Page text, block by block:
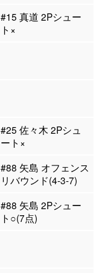
#15 真道 2Pシュー
ト×
#25 佐々木 2Pシュ
ート×
#88 矢島 オフェンス
リバウンド(4-3-7)
#88 矢島 2Pシュー
ト○(7点)